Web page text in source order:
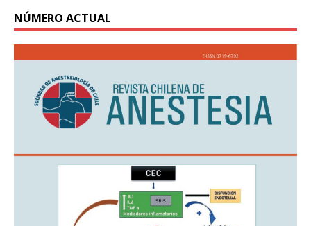
NÚMERO ACTUAL